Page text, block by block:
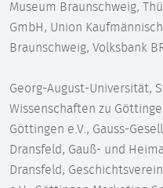
Museum Braunschweig,
GmbH, Union
Braunschweig, Volksbank
Georg-August-Universität,
Wissenschaften zu
Göttingen e.V., Gauss-
Dransfeld, Gauß- und
Dransfeld,